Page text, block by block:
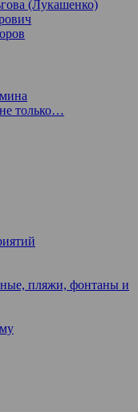
(Лукашенко)
только…
пляжи, фонтаны и